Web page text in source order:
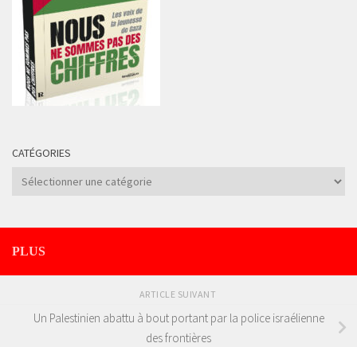
CATÉGORIES
Catégories
PLUS
ARTICLE SUIVANT
Un Palestinien abattu à bout portant par la police israélienne
des frontières